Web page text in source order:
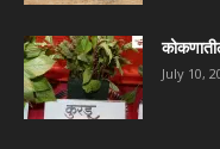
July 10,